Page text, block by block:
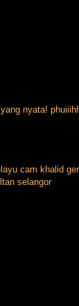
nyata!
cam khalid
selangor